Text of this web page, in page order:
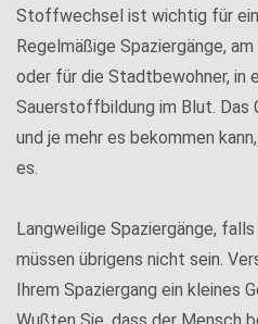
Stoffwechsel ist wichtig für
Regelmäßige Spaziergänge,
oder für die Stadtbewohner, in
Sauerstoffbildung im Blut. Das
und je mehr es bekommen
es.
Langweilige Spaziergänge,
müssen übrigens nicht sein.
Ihrem Spaziergang ein kleines